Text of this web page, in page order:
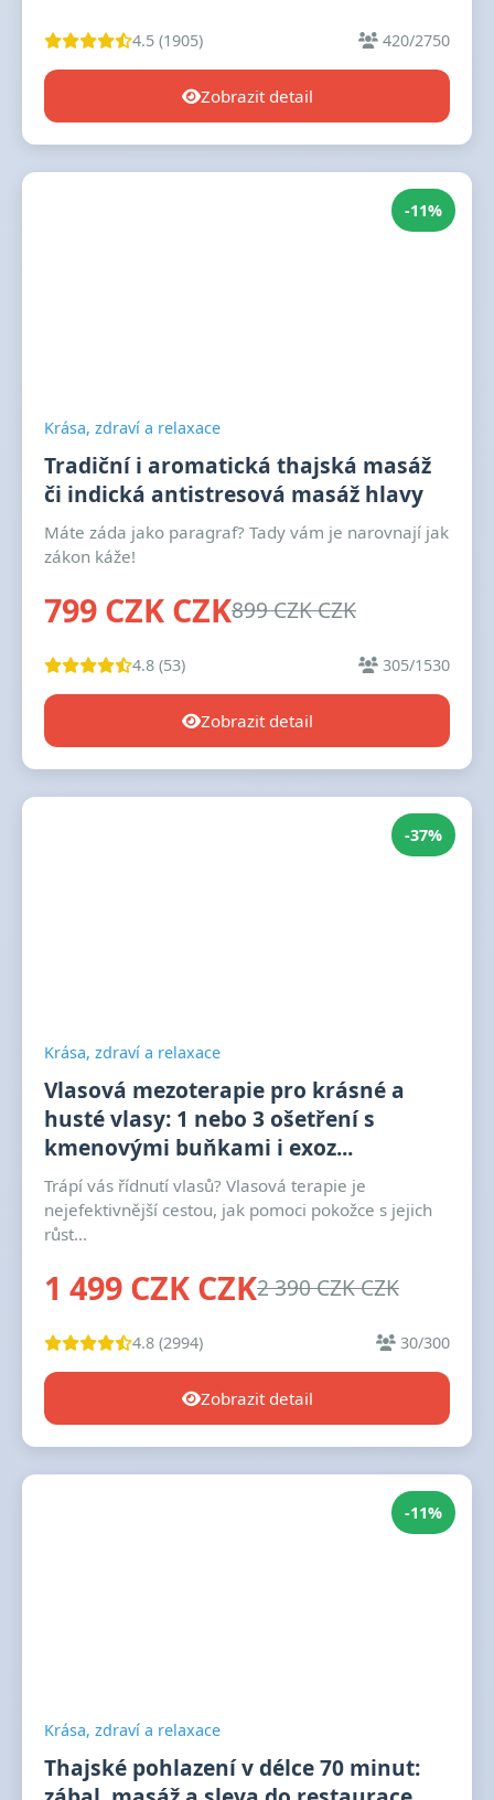
4.5 (1905) 420/2750
Zobrazit detail
-11%
Krása, zdraví a relaxace
Tradiční i aromatická thajská masáž
či indická antistresová masáž hlavy
Máte záda jako paragraf? Tady vám je narovnají jak
zákon káže!
799 CZK CZK899 CZK CZK
4.8 (53) 305/1530
Zobrazit detail
-37%
Krása, zdraví a relaxace
Vlasová mezoterapie pro krásné a
husté vlasy: 1 nebo 3 ošetření s
kmenovými buňkami i exoz...
Trápí vás řídnutí vlasů? Vlasová terapie je
nejefektivnější cestou, jak pomoci pokožce s jejich
růst...
1 499 CZK CZK2 390 CZK CZK
4.8 (2994) 30/300
Zobrazit detail
-11%
Krása, zdraví a relaxace
Thajské pohlazení v délce 70 minut: